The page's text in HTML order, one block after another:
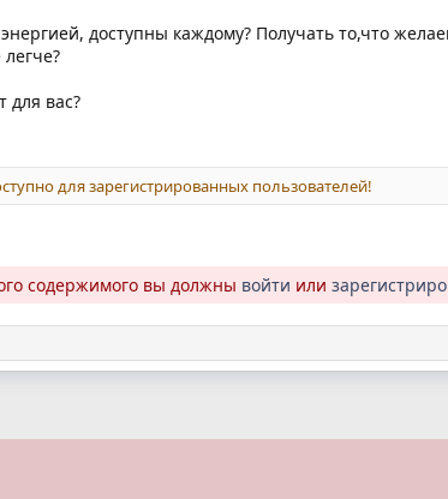
энергией, доступны каждому? Получать то,что
для вас?
для зарегистрированных пользователей!
содержимого вы должны войти или